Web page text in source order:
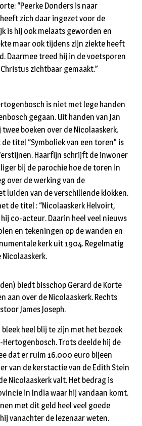
“Peerke Donders is naar
zich daar ingezet voor de
is hij ook melaats geworden en
maar ook tijdens zijn ziekte heeft
Daarmee treed hij in de voetsporen
zichtbaar gemaakt.”
is niet met lege handen
gegaan. Uit handen van Jan
boeken over de Nicolaaskerk.
titel “Symboliek van een toren” is
Haarfijn schrijft de inwoner
bij de parochie hoe de toren in
over de werking van de
luiden van de verschillende klokken.
de titel : “Nicolaaskerk Helvoirt,
co-acteur. Daarin heel veel nieuws
en tekeningen op de wanden en
kerk uit 1904. Regelmatig
biedt bisschop Gerard de Korte
aan over de Nicolaaskerk. Rechts
James Joseph.
bleek heel blij te zijn met het bezoek
Hertogenbosch. Trots deelde hij de
dat er ruim 16.000 euro bijeen
van de kerstactie van de Edith Stein
Nicolaaskerk valt. Het bedrag is
in India waar hij vandaan komt.
met dit geld heel veel goede
vanachter de lezenaar weten.